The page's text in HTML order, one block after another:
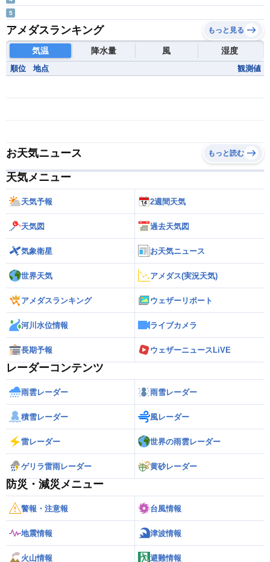
5
アメダスランキング もっと見る
気温 降水量 風 湿度
順位 地点 観測値
お天気ニュース もっと読む
天気メニュー
天気予報 2週間天気
天気図 過去天気図
気象衛星 お天気ニュース
世界天気 アメダス(実況天気)
アメダスランキング ウェザーリポート
河川水位情報 ライブカメラ
長期予報 ウェザーニュースLiVE
レーダーコンテンツ
雨雲レーダー 雨雪レーダー
積雪レーダー 風レーダー
雷レーダー 世界の雨雲レーダー
ゲリラ雷雨レーダー 黄砂レーダー
防災・減災メニュー
警報・注意報 台風情報
地震情報 津波情報
火山情報 避難情報